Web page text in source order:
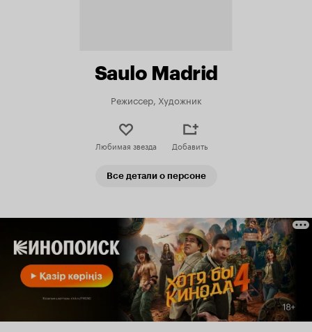
Saulo Madrid
Режиссер, Художник
Любимая звезда Добавить
Все детали о персоне